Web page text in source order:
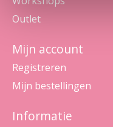
Outlet
Mijn account
Registreren
Mijn bestellingen
Informatie